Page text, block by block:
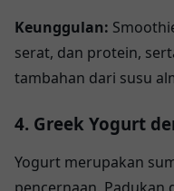
Keunggulan:
serat, dan protein,
tambahan dari susu
4. Greek Yogurt
Yogurt merupakan